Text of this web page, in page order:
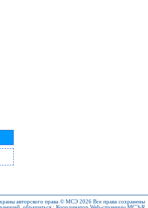
авторского права © МСЭ 2026 Все права сохранены